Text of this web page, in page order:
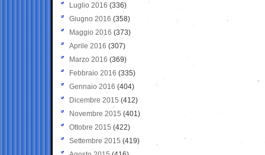
Luglio 2016 (336)
Giugno 2016 (358)
Maggio 2016 (373)
Aprile 2016 (307)
Marzo 2016 (369)
Febbraio 2016 (335)
Gennaio 2016 (404)
Dicembre 2015 (412)
Novembre 2015 (401)
Ottobre 2015 (422)
Settembre 2015 (419)